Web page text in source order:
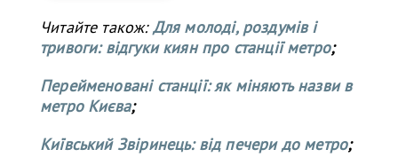
Читайте також:Для молоді, роздумів і
тривоги: відгуки киян про станції метро;
Перейменовані станції: як міняють назви в
метро Києва;
Київський Звіринець: від печери до метро;